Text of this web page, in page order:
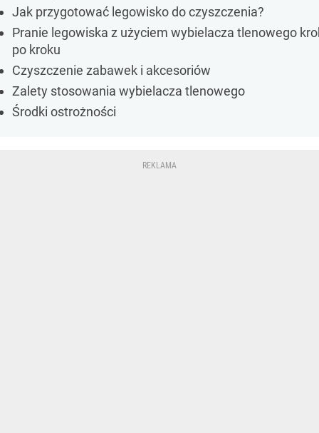
Jak przygotować legowisko do czyszczenia?
Pranie legowiska z użyciem wybielacza tlenowego
po kroku
Czyszczenie zabawek i akcesoriów
Zalety stosowania wybielacza tlenowego
Środki ostrożności